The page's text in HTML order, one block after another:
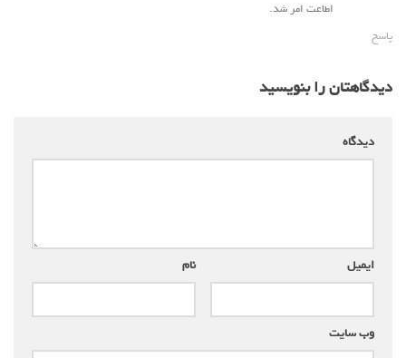
اطاعت امر شد.
پاسخ
دیدگاهتان را بنویسید
دیدگاه
نام ایمیل
وب‌ سایت